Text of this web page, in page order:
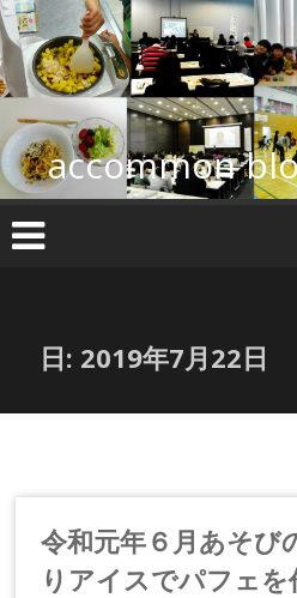
コ
ン
テ
ン
ツ
へ
ス
キ
ッ
accommon
日: 2019年7月22日
令和元年６月あそび
りアイスでパフェを